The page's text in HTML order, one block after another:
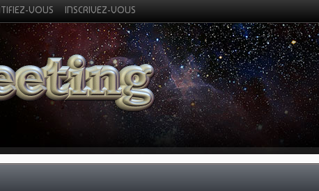
VOUS INSCRIVEZ-VOUS